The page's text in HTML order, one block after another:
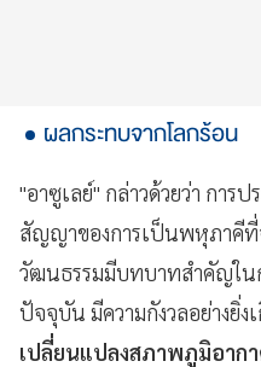
ผลกระทบจากโลกร้อน
"อาซูเลย์" กล่าวด้วยว่า การ
สัญญาของการเป็นพหุภาคี
วัฒนธรรมมีบทบาทสำคัญใน
ปัจจุบัน มีความกังวลอย่างยิ่ง
เปลี่ยนแปลงสภาพภูมิอาก